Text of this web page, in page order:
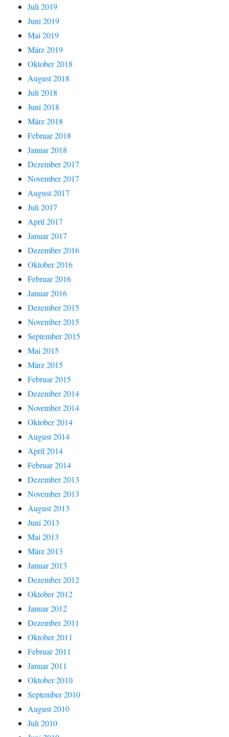
Juli 2019
Juni 2019
Mai 2019
März 2019
Oktober 2018
August 2018
Juli 2018
Juni 2018
März 2018
Februar 2018
Januar 2018
Dezember 2017
November 2017
August 2017
Juli 2017
April 2017
Januar 2017
Dezember 2016
Oktober 2016
Februar 2016
Januar 2016
Dezember 2015
November 2015
September 2015
Mai 2015
März 2015
Februar 2015
Dezember 2014
November 2014
Oktober 2014
August 2014
April 2014
Februar 2014
Dezember 2013
November 2013
August 2013
Juni 2013
Mai 2013
März 2013
Januar 2013
Dezember 2012
Oktober 2012
Januar 2012
Dezember 2011
Oktober 2011
Februar 2011
Januar 2011
Oktober 2010
September 2010
August 2010
Juli 2010